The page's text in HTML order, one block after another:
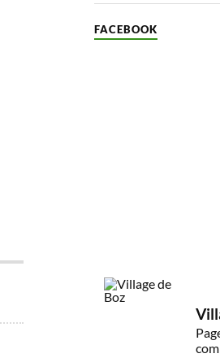
FACEBOOK